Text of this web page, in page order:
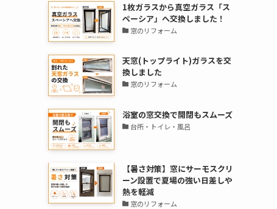
1枚ガラスから真空ガラス「ス
ペーシア」へ交換しました！
窓のリフォーム
天窓(トップライト)ガラスを交
換しました
窓のリフォーム
浴室の窓交換で開閉もスムーズ
台所・トイレ・風呂
【暑さ対策】窓にサーモスクリ
ーン設置で夏場の強い日差しや
熱を軽減
窓のリフォーム